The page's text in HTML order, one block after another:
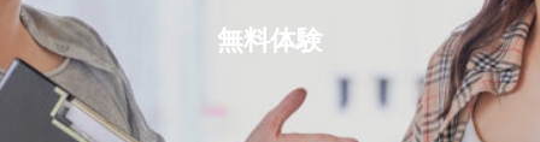
無料体験